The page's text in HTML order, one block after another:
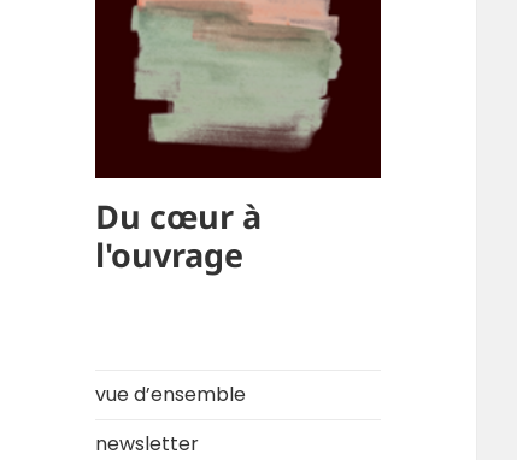
Du cœur à
l'ouvrage
vue d’ensemble
newsletter